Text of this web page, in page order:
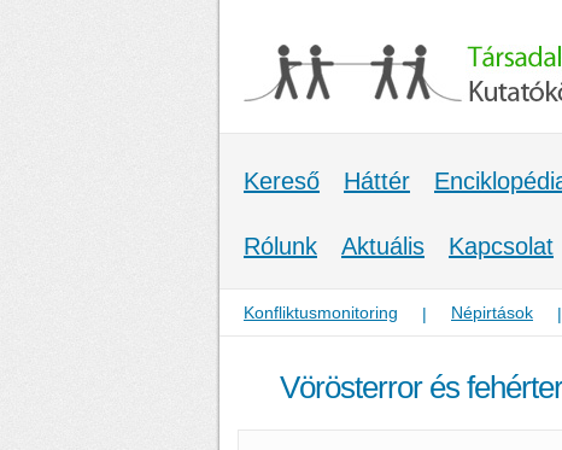
Kereső Háttér
Rólunk Aktuális Kapcsolat
Konfliktusmonitoring | Népirtások |
Vörösterror és